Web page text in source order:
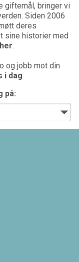
giftemål, bringer vi
Siden 2006
deres
sine historier med
her.
og jobb mot din
i dag.
på: